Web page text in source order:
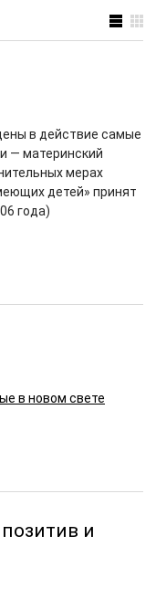
в действие самые
— материнский
мерах
детей» принят
года)
в новом свете
и